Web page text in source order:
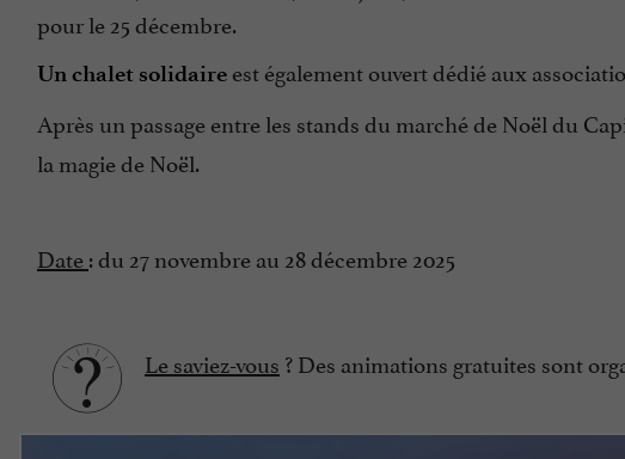
pour le 25 décembre.
Un chalet solidaire est également ouvert dédié aux
Après un passage entre les stands du marché de Noël du
la magie de Noël.
Date: du 27 novembre au 28 décembre 2025
Le saviez-vous ? Des animations gratuites sont